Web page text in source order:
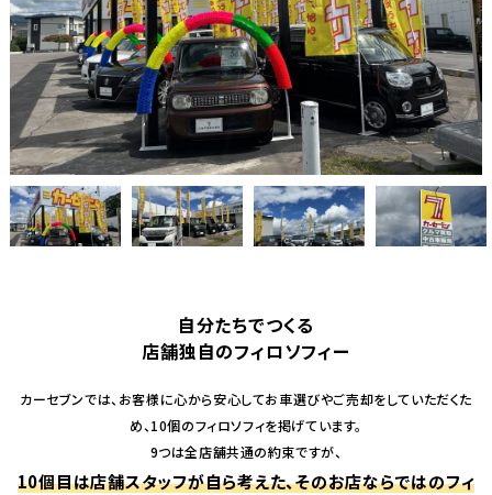
自分たちでつくる
店舗独自のフィロソフィー
カーセブンでは、お客様に心から安心してお車選びやご売却をしていただくた
め、10個のフィロソフィを掲げています。
9つは全店舗共通の約束ですが、
10個目は店舗スタッフが自ら考えた、そのお店ならではのフィ